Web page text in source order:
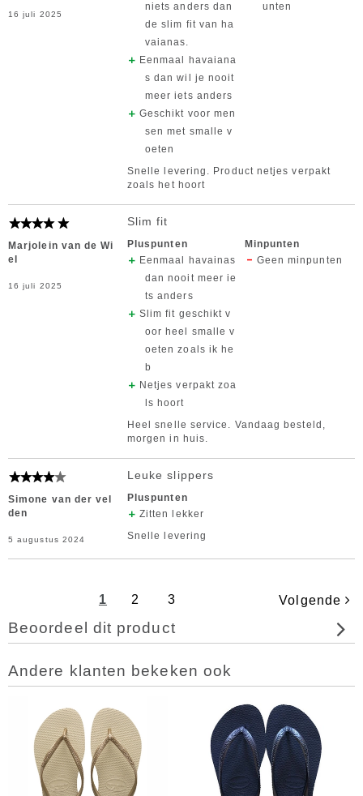
16 juli 2025
niets anders dan
de slim fit van ha
vaianas.
Eenmaal havaiana
s dan wil je nooit
meer iets anders
Geschikt voor men
sen met smalle v
oeten
unten
Snelle levering. Product netjes verpakt
zoals het hoort
Marjolein van de Wi
el
16 juli 2025
Slim fit
Pluspunten
Eenmaal havainas
dan nooit meer ie
ts anders
Slim fit geschikt v
oor heel smalle v
oeten zoals ik he
b
Netjes verpakt zoa
ls hoort
Minpunten
Geen minpunten
Heel snelle service. Vandaag besteld,
morgen in huis.
Simone van der vel
den
5 augustus 2024
Leuke slippers
Pluspunten
Zitten lekker
Snelle levering
1 2 3 Volgende
Beoordeel dit product
Andere klanten bekeken ook